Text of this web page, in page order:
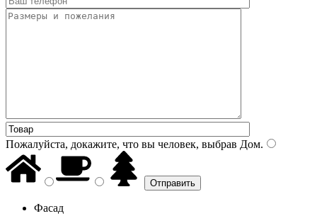
Пожалуйста, докажите, что вы человек, выбрав Дом.
Фасад